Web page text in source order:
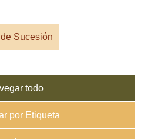
Sucesión
todo
por Etiqueta